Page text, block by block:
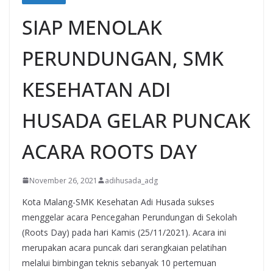
SIAP MENOLAK
PERUNDUNGAN, SMK
KESEHATAN ADI
HUSADA GELAR PUNCAK
ACARA ROOTS DAY
November 26, 2021 adihusada_adg
Kota Malang-SMK Kesehatan Adi Husada sukses
menggelar acara Pencegahan Perundungan di Sekolah
(Roots Day) pada hari Kamis (25/11/2021). Acara ini
merupakan acara puncak dari serangkaian pelatihan
melalui bimbingan teknis sebanyak 10 pertemuan